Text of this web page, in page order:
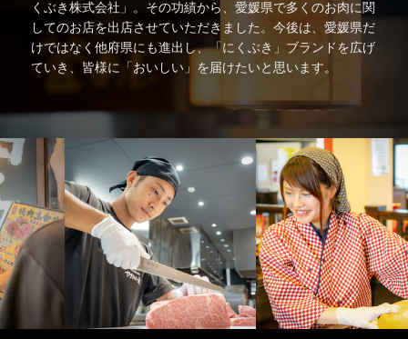
くぶき株式会社」。その功績から、愛媛県で多くのお肉に関
してのお店を出店させていただきました。今後は、愛媛県だ
けではなく他府県にも進出し、「にくぶき」ブランドを広げ
ていき、皆様に「おいしい」を届けたいと思います。